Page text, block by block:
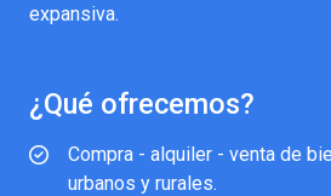
expansiva.
¿Qué ofrecemos?
Compra - alquiler - venta de
urbanos y rurales.